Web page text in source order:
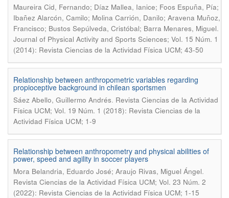
Maureira Cid, Fernando; Díaz Mallea, Ianice; Foos Espuña, Pía;
Ibañez Alarcón, Camilo; Molina Carrión, Danilo; Aravena Muñoz,
Francisco; Bustos Sepúlveda, Cristóbal; Barra Menares, Miguel.
Journal of Physical Activity and Sports Sciences; Vol. 15 Núm. 1
(2014): Revista Ciencias de la Actividad Física UCM; 43-50
Relationship between anthropometric variables regarding
propioceptive background in chilean sportsmen
Sáez Abello, Guillermo Andrés. Revista Ciencias de la Actividad
Física UCM; Vol. 19 Núm. 1 (2018): Revista Ciencias de la
Actividad Física UCM; 1-9
Relationship between anthropometry and physical abilities of
power, speed and agility in soccer players
Mora Belandria, Eduardo José; Araujo Rivas, Miguel Ángel.
Revista Ciencias de la Actividad Física UCM; Vol. 23 Núm. 2
(2022): Revista Ciencias de la Actividad Física UCM; 1-15